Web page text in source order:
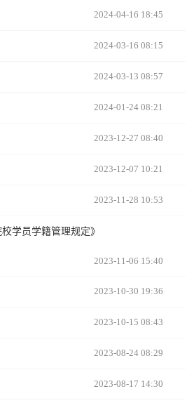
2024-04-16 18:45
2024-03-16 08:15
2024-03-13 08:57
2024-01-24 08:21
2023-12-27 08:40
2023-12-07 10:21
2023-11-28 10:53
学员学籍管理规定》
2023-11-06 15:40
2023-10-30 19:36
2023-10-15 08:43
2023-08-24 08:29
2023-08-17 14:30